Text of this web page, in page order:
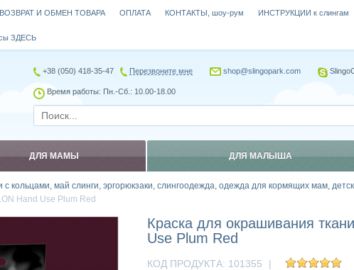
кольцами, май слинги, эргорюкзаки, слингоодежда, одежда для кормящих мам,
Hand Use Plum Red
Краска для окрашивания
Use Plum Red
КОД ПРОДУКТА: 101355 |
ВОЗВРАТ И ОБМЕН ТОВАРА ОПЛАТА КОНТАКТЫ, шоу-рум ИНСТРУКЦИИ к слингам
ЗДЕСЬ
+38 (050) 418-35-47 Перезвоните мне shop@slingopark.com
Время работы: Пн.-Сб.: 10.00-18.00
ДЛЯ МАМЫ ДЛЯ МАЛЫША